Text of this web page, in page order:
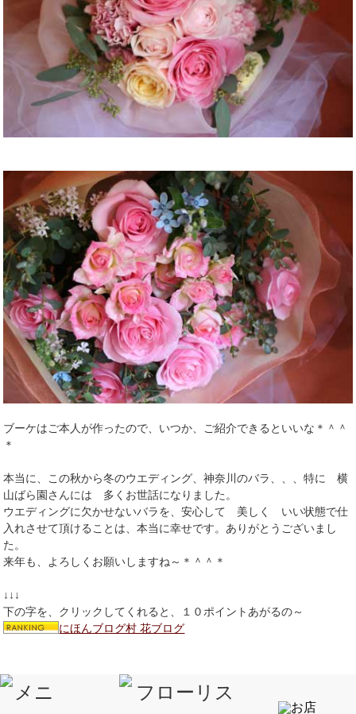
ブーケはご本人が作ったので、いつか、ご紹介できるといいな＊＾＾
＊
本当に、この秋から冬のウエディング、神奈川のバラ、、、特に 横
山ばら園さんには 多くお世話になりました。
ウエディングに欠かせないバラを、安心して 美しく いい状態で仕
入れさせて頂けることは、本当に幸せです。ありがとうございまし
た。
来年も、よろしくお願いしますね～＊＾＾＊
↓↓↓
下の字を、クリックしてくれると、１０ポイントあがるの～
にほんブログ村 花ブログ